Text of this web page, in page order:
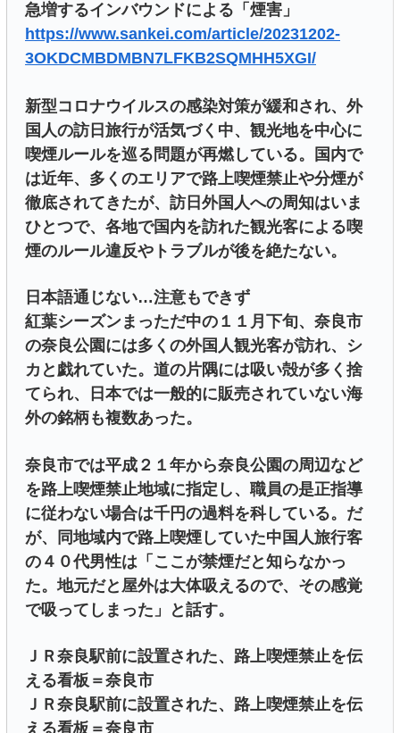
急増するインバウンドによる「煙害」
https://www.sankei.com/article/20231202-
3OKDCMBDMBN7LFKB2SQMHH5XGI/
新型コロナウイルスの感染対策が緩和され、外
国人の訪日旅行が活気づく中、観光地を中心に
喫煙ルールを巡る問題が再燃している。国内で
は近年、多くのエリアで路上喫煙禁止や分煙が
徹底されてきたが、訪日外国人への周知はいま
ひとつで、各地で国内を訪れた観光客による喫
煙のルール違反やトラブルが後を絶たない。
日本語通じない…注意もできず
紅葉シーズンまっただ中の１１月下旬、奈良市
の奈良公園には多くの外国人観光客が訪れ、シ
カと戯れていた。道の片隅には吸い殻が多く捨
てられ、日本では一般的に販売されていない海
外の銘柄も複数あった。
奈良市では平成２１年から奈良公園の周辺など
を路上喫煙禁止地域に指定し、職員の是正指導
に従わない場合は千円の過料を科している。だ
が、同地域内で路上喫煙していた中国人旅行客
の４０代男性は「ここが禁煙だと知らなかっ
た。地元だと屋外は大体吸えるので、その感覚
で吸ってしまった」と話す。
ＪＲ奈良駅前に設置された、路上喫煙禁止を伝
える看板＝奈良市
ＪＲ奈良駅前に設置された、路上喫煙禁止を伝
える看板＝奈良市